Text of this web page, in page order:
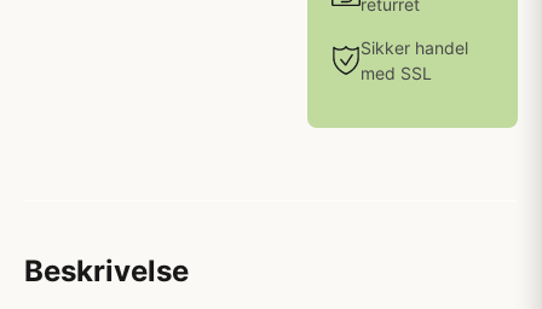
returret
Sikker handel
med SSL
Beskrivelse